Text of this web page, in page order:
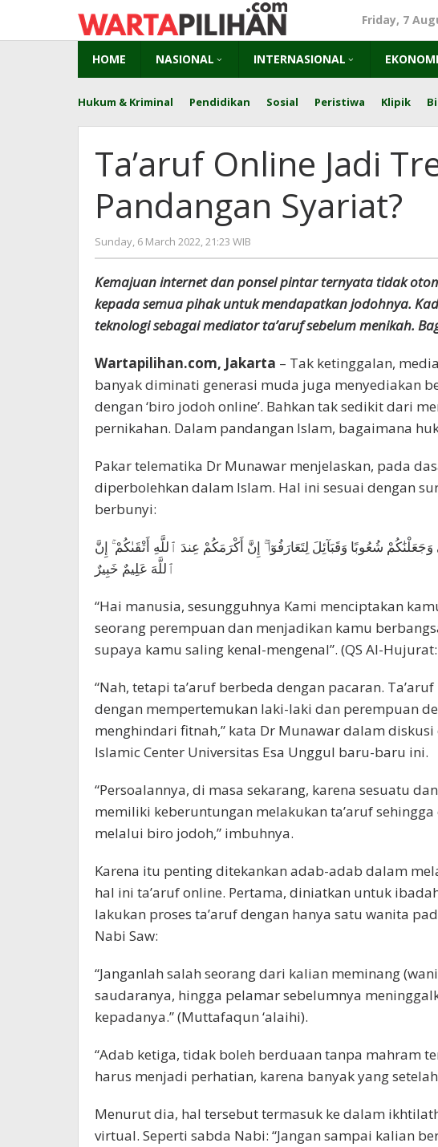
content
Friday, 7
HOME NASIONAL INTERNASIONAL EKONOMI
Hukum & Kriminal Pendidikan Sosial Peristiwa Klipik
Ta’aruf Online Jadi
Pandangan Syariat?
Sunday, 6 March 2022, 21:23 WIB
Adi
Kemajuan internet dan ponsel pintar ternyata tidak
kepada semua pihak untuk mendapatkan jodohnya.
teknologi sebagai mediator ta’aruf sebelum menikah.
Wartapilihan.com, Jakarta – Tak ketinggalan,
banyak diminati generasi muda juga menyediakan
dengan ‘biro jodoh online’. Bahkan tak sedikit dari
pernikahan. Dalam pandangan Islam, bagaimana
Pakar telematika Dr Munawar menjelaskan, pada
diperbolehkan dalam Islam. Hal ini sesuai dengan
berbunyi:
شُعُوبًا وَقَبَآئِلَ لِتَعَارَفُوٓا۟ ۚ إِنَّ أَكْرَمَكُمْ عِندَ ٱللَّهِ أَتْقَىٰكُمْ ۚ إِنَّ
ٱللَّهَ عَلِيمٌ خَبِيرٌ
“Hai manusia, sesungguhnya Kami menciptakan
seorang perempuan dan menjadikan kamu
supaya kamu saling kenal-mengenal”. (QS Al-
“Nah, tetapi ta’aruf berbeda dengan pacaran.
dengan mempertemukan laki-laki dan perempuan
menghindari fitnah,” kata Dr Munawar dalam
Islamic Center Universitas Esa Unggul baru-baru ini.
“Persoalannya, di masa sekarang, karena sesuatu
memiliki keberuntungan melakukan ta’aruf
melalui biro jodoh,” imbuhnya.
Karena itu penting ditekankan adab-adab dalam
hal ini ta’aruf online. Pertama, diniatkan untuk
lakukan proses ta’aruf dengan hanya satu wanita
Nabi Saw:
“Janganlah salah seorang dari kalian meminang
saudaranya, hingga pelamar sebelumnya
kepadanya.” (Muttafaqun ‘alaihi).
“Adab ketiga, tidak boleh berduaan tanpa mahram
harus menjadi perhatian, karena banyak yang
Menurut dia, hal tersebut termasuk ke dalam
virtual. Seperti sabda Nabi: “Jangan sampai kalian